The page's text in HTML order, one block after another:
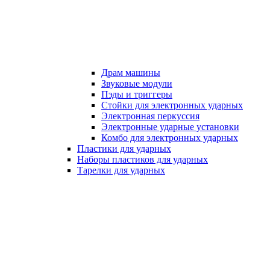
Драм машины
Звуковые модули
Пэды и триггеры
Стойки для электронных ударных
Электронная перкуссия
Электронные ударные установки
Комбо для электронных ударных
Пластики для ударных
Наборы пластиков для ударных
Тарелки для ударных